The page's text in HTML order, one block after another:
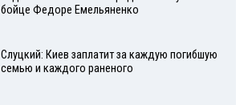
бойце Федоре Емельяненко
Слуцкий: Киев заплатит за каждую погибшую
семью и каждого раненого